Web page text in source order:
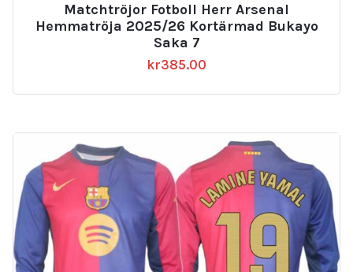
Matchtröjor Fotboll Herr Arsenal
Hemmatröja 2025/26 Kortärmad Bukayo
Saka 7
kr385.00